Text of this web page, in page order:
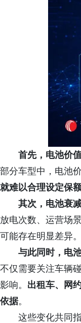
首先，电池价
部分车型中，电池
就难以合理设定保
其次，电池衰
放电次数、运营场
可能存在明显差异
与此同时，电
不仅需要关注车辆
影响。 出租车、网
依据。
这些变化共同